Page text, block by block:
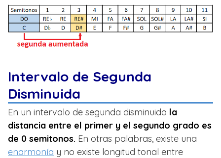
Intervalo de Segunda
Disminuida
En un intervalo de segunda disminuida la
distancia entre el primer y el segundo grado es
de 0 semitonos. En otras palabras, existe una
enarmonía y no existe longitud tonal entre